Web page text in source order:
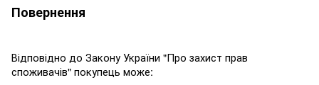
Повернення
Відповідно до Закону України "Про захист прав
споживачів" покупець може: